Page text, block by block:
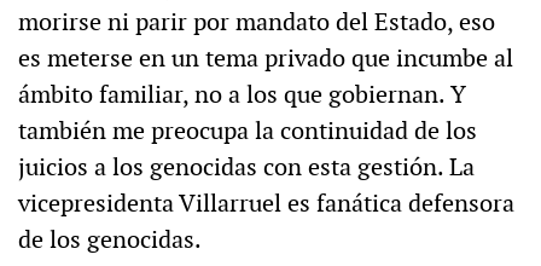
morirse ni parir por mandato del Estado, eso
es meterse en un tema privado que incumbe al
ámbito familiar, no a los que gobiernan. Y
también me preocupa la continuidad de los
juicios a los genocidas con esta gestión. La
vicepresidenta Villarruel es fanática defensora
de los genocidas.